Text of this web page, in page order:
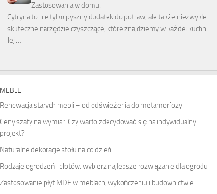
Zastosowania w domu.
Cytryna to nie tylko pyszny dodatek do potraw, ale także niezwykle
skuteczne narzędzie czyszczące, które znajdziemy w każdej kuchni.
Jej …
MEBLE
Renowacja starych mebli – od odświeżenia do metamorfozy
Ceny szafy na wymiar. Czy warto zdecydować się na indywidualny
projekt?
Naturalne dekoracje stołu na co dzień.
Rodzaje ogrodzeń i płotów: wybierz najlepsze rozwiązanie dla ogrodu
Zastosowanie płyt MDF w meblach, wykończeniu i budownictwie